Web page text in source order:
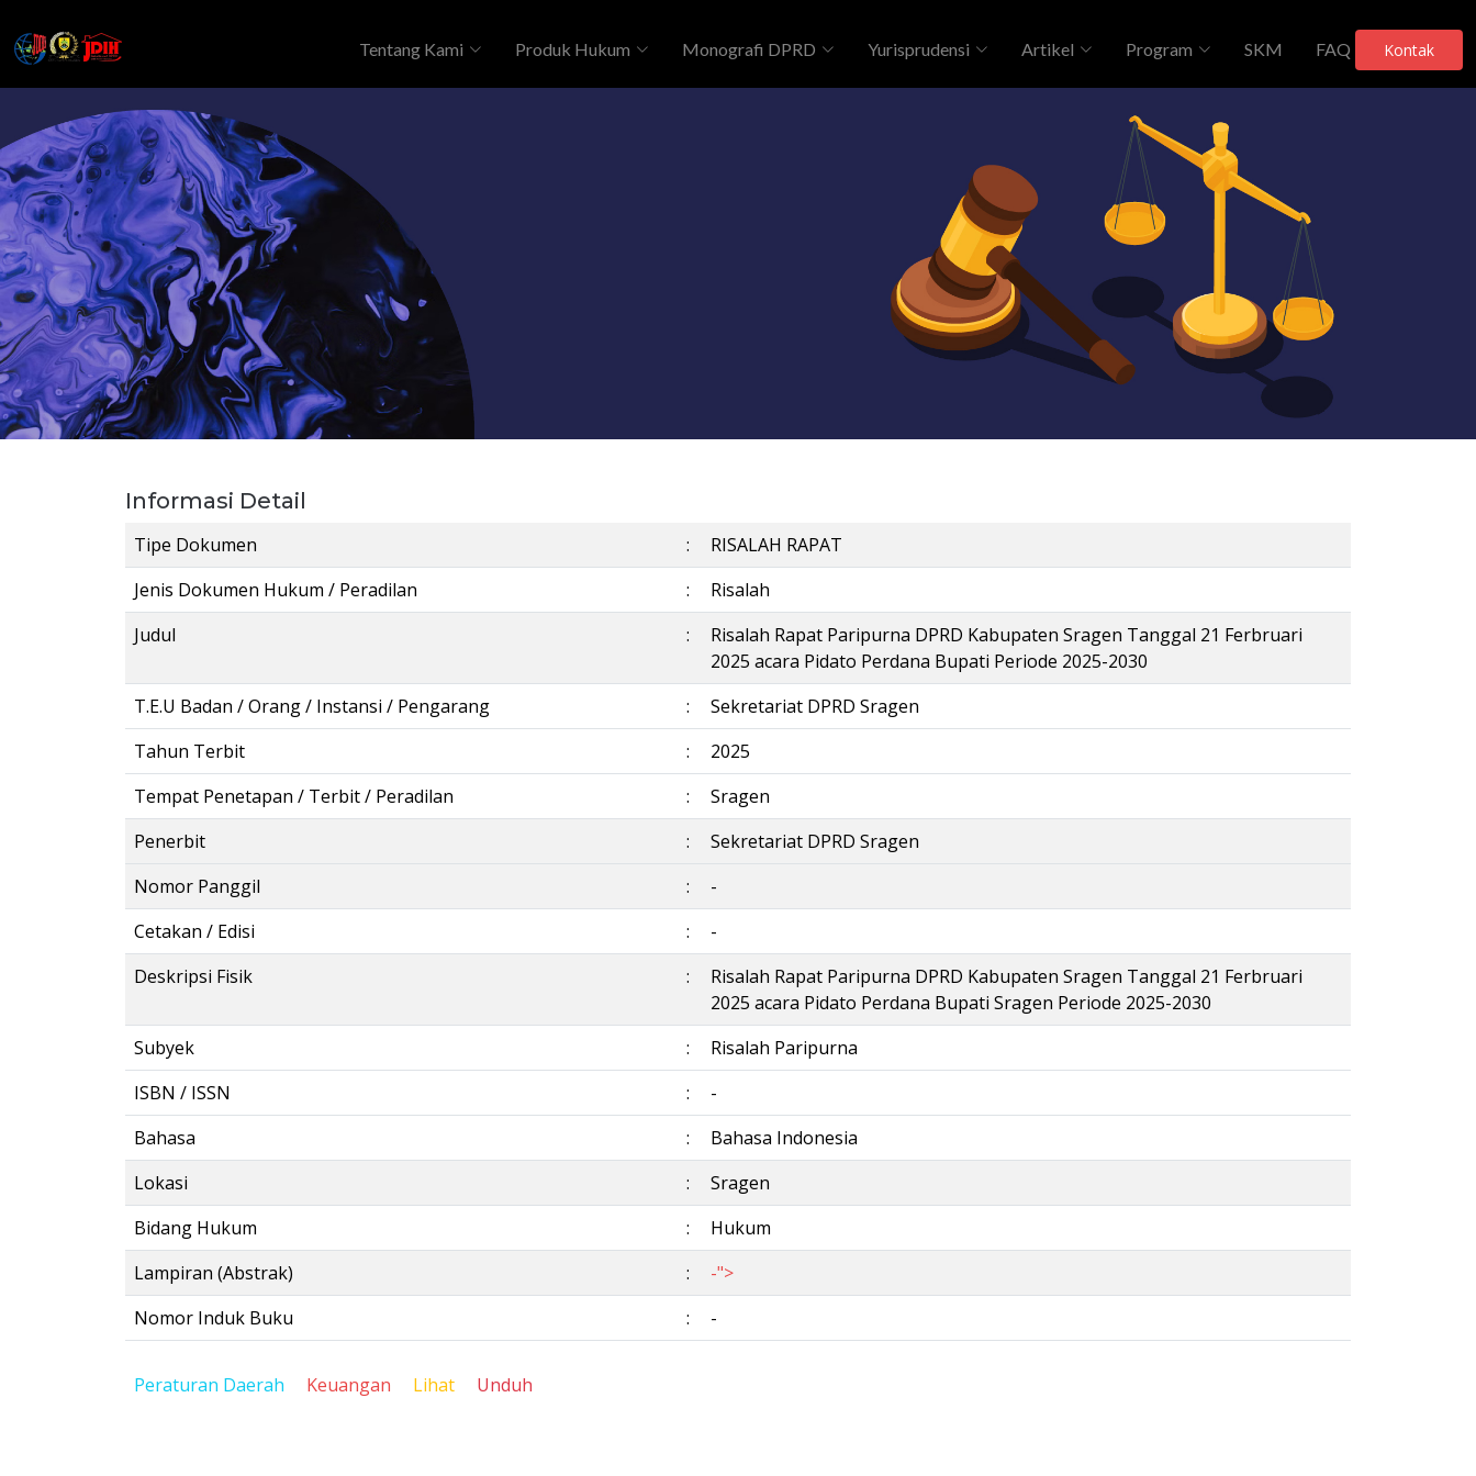
Tentang Kami Produk Hukum Monografi DPRD Yurisprudensi Artikel Program SKM FAQ Kontak
Monografi DPRD RISALAH RAPAT Telah Dilihat 272 Kali
Informasi Detail
Tipe Dokumen :
RISALAH RAPAT
Jenis Dokumen Hukum / Peradilan
:
Risalah
Judul
:
Risalah Rapat Paripurna DPRD Kabupaten Sragen Tanggal 21 Ferbruari
2025 acara Pidato Perdana Bupati Periode 2025-2030
T.E.U Badan / Orang / Instansi / Pengarang
:
Sekretariat DPRD Sragen
Tahun Terbit
:
2025
Tempat Penetapan / Terbit / Peradilan
:
Sragen
Penerbit
:
Sekretariat DPRD Sragen
Nomor Panggil
:
-
Cetakan / Edisi
:
-
Deskripsi Fisik
:
Risalah Rapat Paripurna DPRD Kabupaten Sragen Tanggal 21 Ferbruari
2025 acara Pidato Perdana Bupati Sragen Periode 2025-2030
Subyek
:
Risalah Paripurna
ISBN / ISSN
:
-
Bahasa
:
Bahasa Indonesia
Lokasi
:
Sragen
Bidang Hukum
:
Hukum
Lampiran (Abstrak)
:
-">
Nomor Induk Buku
: -
Peraturan Daerah Keuangan Lihat Unduh